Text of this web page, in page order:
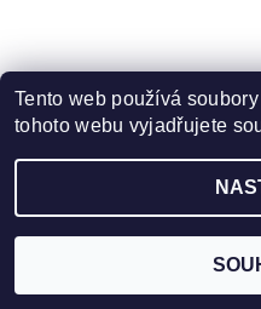
Obchodní podmínky |
2026 ©
Tento web používá
tohoto webu vyjadřujete